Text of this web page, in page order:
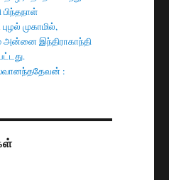
புழல் முகாமில்,
அன்னை இந்திராகாந்தி
: